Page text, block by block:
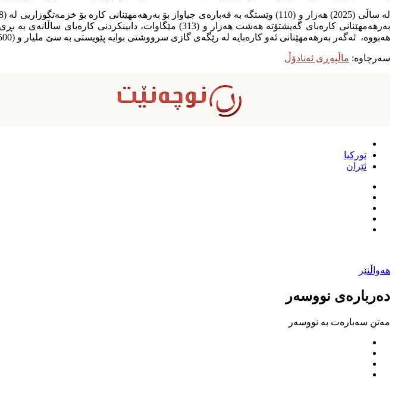
هەبووە، ئەگەر بەرهەمهێنانى ئەو کارەبایە لە رێگەى گازى سرووشتى بوایە پێویستى بە سێ ملیار و (500) مليار مەتر دەبوو، کە تێچووەکەى یەک ملیار و (800) مليۆن دۆلار دەبوو.
سەرچاوە: ماڵپەڕى ئەنادۆڵ
تورکیا
ئێران
هەواڵنێر
دەربارەی نووسەر
مەتن سەبارەت بە نووسەر